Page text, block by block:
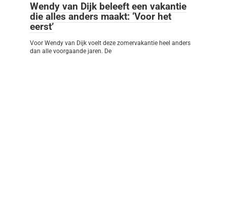
Wendy van Dijk beleeft een vakantie
die alles anders maakt: ‘Voor het
eerst’
Voor Wendy van Dijk voelt deze zomervakantie heel anders
dan alle voorgaande jaren. De